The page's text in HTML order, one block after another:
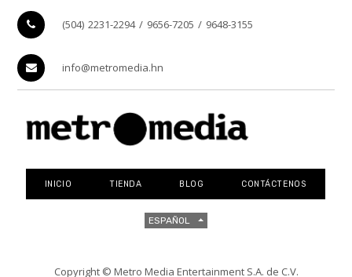
(504) 2231-2294 / 9656-7205 / 9648-3155
info@metromedia.hn
INICIO TIENDA BLOG CONTÁCTENOS
ESPAÑOL
Copyright © Metro Media Entertainment S.A. de C.V.